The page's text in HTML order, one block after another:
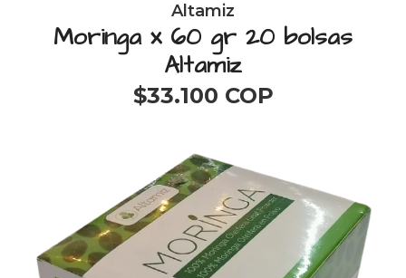
Altamiz
Moringa x 60 gr 20 bolsas
Altamiz
$33.100 COP